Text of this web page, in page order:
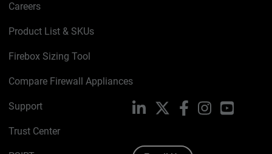
Careers
Product List & SKUs
Firebox Sizing Tool
Compare Firewall Appliances
Support
Trust Center
LinkedIn FacebookInstagramYouTube